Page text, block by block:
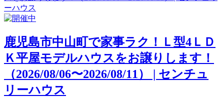
鹿児島市中山町で家事ラク！Ｌ型4ＬＤ
Ｋ平屋モデルハウスをお譲りします！
（2026/08/06〜2026/08/11） | センチュ
リーハウス